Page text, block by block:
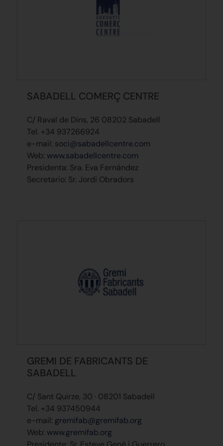
SABADELL COMERÇ CENTRE
C/ Raval de Dins, 26 08202 Sabadell
Tel. +34 937266924
e-mail: soci@sabadellcentre.com
Web: www.sabadellcentre.com
Presidenta: Sra. Eva Fernández
Secretario: Sr. Jordi Obradors
GREMI DE FABRICANTS DE
SABADELL
C/ Sant Quirze, 30 · 08201 Sabadell
Tel. +34 937450944
e-mail: gremifab@gremifab.org
Web: www.gremifab.org